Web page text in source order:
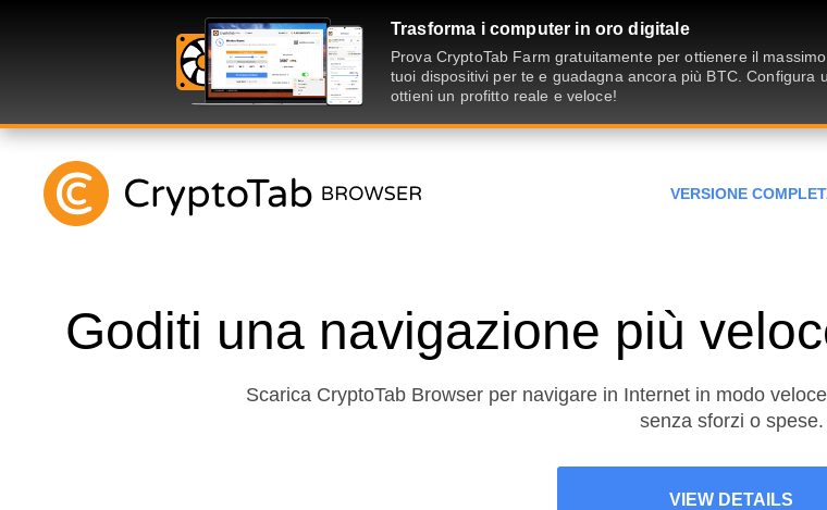
Trasforma i computer in oro digitale
Prova CryptoTab Farm gratuitamente per ottienere il
tuoi dispositivi per te e guadagna ancora più BTC. Configura
ottieni un profitto reale e veloce!
VERSIONE
Goditi una navigazione più
Scarica CryptoTab Browser per navigare in Internet in modo
senza sforzi o spese.
VIEW DETAILS